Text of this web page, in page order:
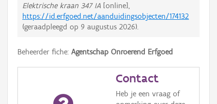
Elektrische kraan 347 IA [online],
https://id.erfgoed.net/aanduidingsobjecten/174132
(geraadpleegd op 9 augustus 2026).
Beheerder fiche: Agentschap Onroerend Erfgoed
Contact
Heb je een vraag of